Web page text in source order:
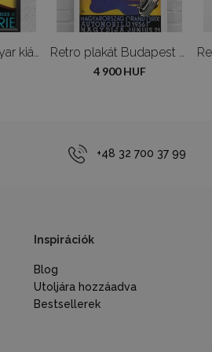
4 900 HUF
+48 32 700 37 99
Inspirációk
Blog
Utoljára hozzáadva
Bestsellerek